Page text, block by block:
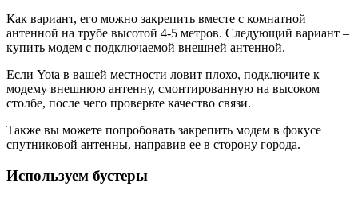
Как вариант, его можно закрепить вместе с комнатной
антенной на трубе высотой 4-5 метров. Следующий вариант –
купить модем с подключаемой внешней антенной.
Если Yota в вашей местности ловит плохо, подключите к
модему внешнюю антенну, смонтированную на высоком
столбе, после чего проверьте качество связи.
Также вы можете попробовать закрепить модем в фокусе
спутниковой антенны, направив ее в сторону города.
Используем бустеры